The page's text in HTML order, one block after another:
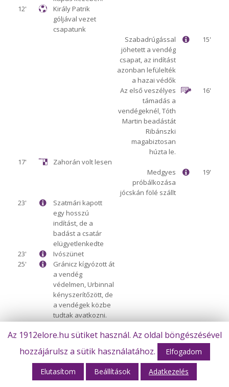
12'
Király Patrik
góljával vezet
csapatunk
15'
Szabadrúgással
jöhetett a vendég
csapat, az indítást
azonban lefülelték
a hazai védők
16'
Az első veszélyes
támadás a
vendégeknél, Tóth
Martin beadástát
Ribánszki
magabiztosan
húzta le.
17'
Zahorán volt lesen
19'
Medgyes
próbálkozása
jócskán fölé szállt
23'
Szatmári kapott
egy hosszú
indítást, de a
badást a csatár
elügyetlenkedte
23'
Ivószünet
25'
Gránicz kígyózott át
a vendég
védelmen, Urbinnal
kényszerítőzött, de
a vendégek közbe
tudtak avatkozni.
Zahoránt remek
felfutó balhátvéd
beadását
felszabadították.
Az 1912elore.hu sütiket használ. Az oldal böngészésével
hozzájárulsz a sütik használatához.
Elfogadom
Elutasítom Beállítások Adatkezelés